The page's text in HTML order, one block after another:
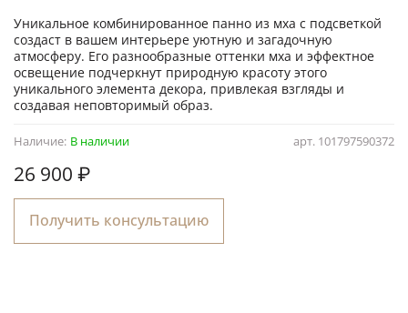
арт. 101797590372
Наличие: В наличии
26 900 ₽
Получить консультацию
Уникальное комбинированное панно из мха с подсветкой
создаст в вашем интерьере уютную и загадочную
атмосферу. Его разнообразные оттенки мха и эффектное
освещение подчеркнут природную красоту этого
уникального элемента декора, привлекая взгляды и
создавая неповторимый образ.